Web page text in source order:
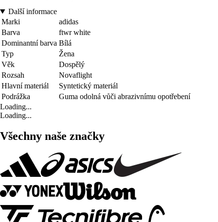
Další informace
Marki
adidas
Barva
ftwr white
Dominantní barva Bílá
Typ
Žena
Věk
Dospělý
Rozsah
Novaflight
Hlavní materiál
Syntetický materiál
Podrážka
Guma odolná vůči abrazivnímu opotřebení
Loading...
Loading...
Všechny naše značky